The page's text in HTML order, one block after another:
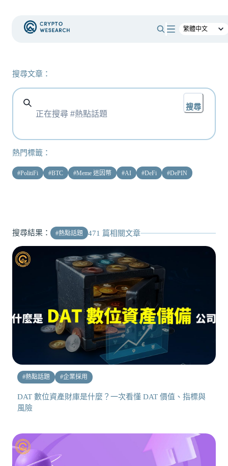
搜尋文章：
搜尋
熱門標籤：
#PolitiFi #BTC #Meme 迷因幣 #AI #DeFi #DePIN
搜尋結果： #熱點話題 471 篇相關文章
#熱點話題 #企業採用
DAT 數位資產財庫是什麼？一次看懂 DAT 價值、指標與
風險